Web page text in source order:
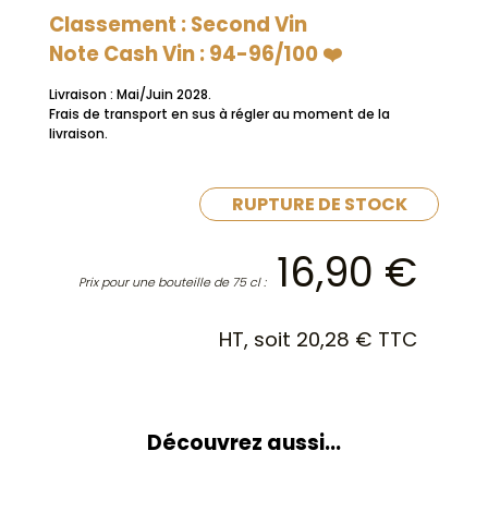
Classement : Second Vin
Note Cash Vin : 94-96/100 ❤️
Livraison : Mai/Juin 2028.
Frais de transport en sus à régler au moment de la
livraison.
RUPTURE DE STOCK
Prix pour une bouteille de 75 cl : 16,90 €
HT, soit 20,28 € TTC
Découvrez aussi...